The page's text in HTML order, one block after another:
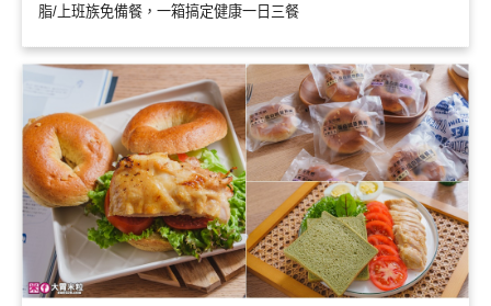
脂/上班族免備餐，一箱搞定健康一日三餐